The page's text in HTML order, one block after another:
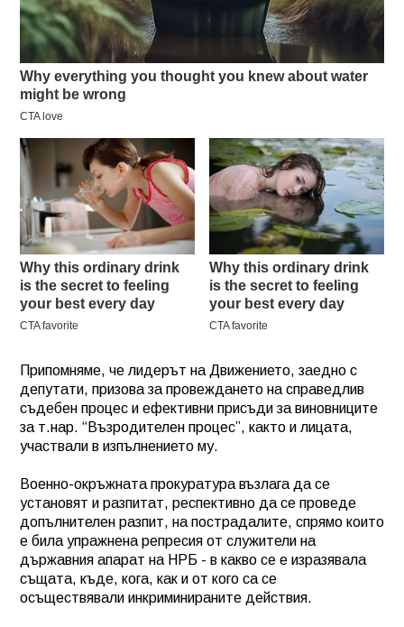
Припомняме, че лидерът на Движението, заедно с
депутати, призова за провеждането на справедлив
съдебен процес и ефективни присъди за виновниците
за т.нар. “Възродителен процес”, както и лицата,
участвали в изпълнението му.
Военно-окръжната прокуратура възлага да се
установят и разпитат, респективно да се проведе
допълнителен разпит, на пострадалите, спрямо които
е била упражнена репресия от служители на
държавния апарат на НРБ - в какво се е изразявала
същата, къде, кога, как и от кого са се
осъществявали инкриминираните действия.